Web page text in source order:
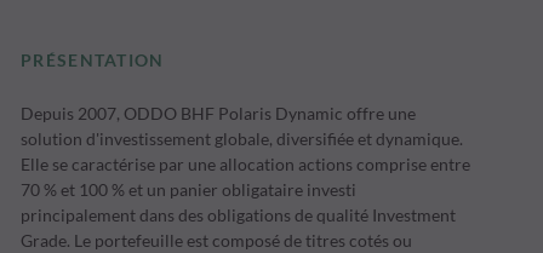
PRÉSENTATION
Depuis 2007, ODDO BHF Polaris Dynamic offre une
solution d'investissement globale, diversifiée et dynamique.
Elle se caractérise par une allocation actions comprise entre
70 % et 100 % et un panier obligataire investi
principalement dans des obligations de qualité Investment
Grade. Le portefeuille est composé de titres cotés ou